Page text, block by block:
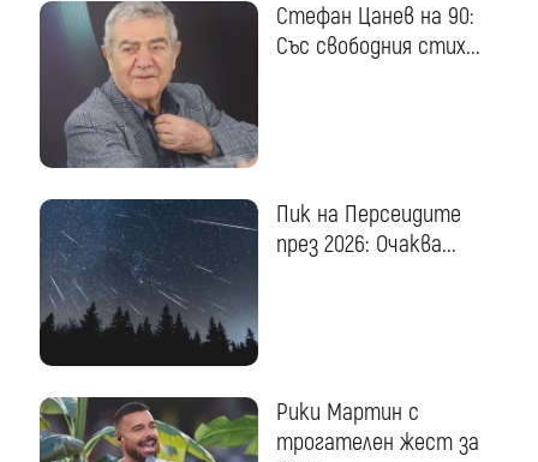
Стефан Цанев на 90:
Със свободния стих...
Пик на Персеидите
през 2026: Очаква...
Рики Мартин с
трогателен жест за